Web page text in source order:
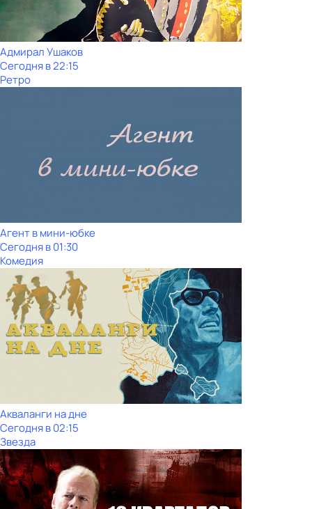
Адмирал Ушаков
Сегодня в 22:15
Ретро
Агент в мини-юбке
Сегодня в 01:30
Комедия
Акваланги на дне
Сегодня в 02:15
Звезда